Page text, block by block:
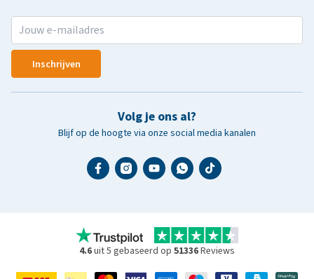
Inschrijven
Volg je ons al?
Blijf op de hoogte via onze social media kanalen
4.6uit 5 gebaseerd op 51336Reviews